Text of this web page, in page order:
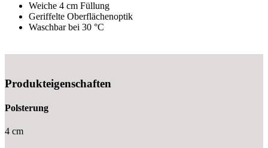
Weiche 4 cm Füllung
Geriffelte Oberflächenoptik
Waschbar bei 30 °C
Produkteigenschaften
Polsterung
4 cm